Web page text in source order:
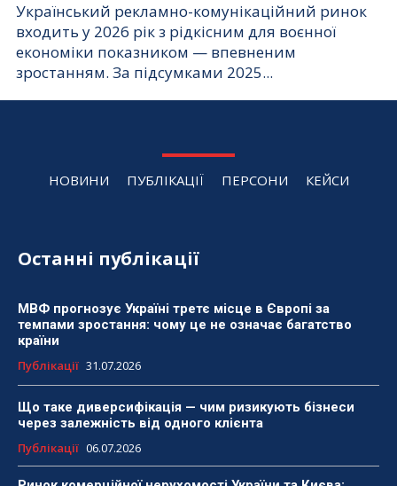
Український рекламно-комунікаційний ринок
входить у 2026 рік з рідкісним для воєнної
економіки показником — впевненим
зростанням. За підсумками 2025...
НОВИНИ ПУБЛІКАЦІЇ ПЕРСОНИ КЕЙСИ
Останні публікації
МВФ прогнозує Україні третє місце в Європі за
темпами зростання: чому це не означає багатство
країни
Публікації 31.07.2026
Що таке диверсифікація — чим ризикують бізнеси
через залежність від одного клієнта
Публікації 06.07.2026